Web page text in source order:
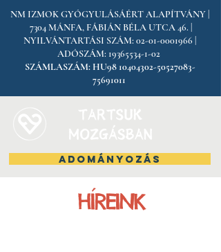
ADOMÁNYOZÁS
NM IZMOK GYÓGYULÁSÁÉRT ALAPÍTVÁNY |
7304 MÁNFA, FÁBIÁN BÉLA UTCA 46. |
NYILVÁNTARTÁSI SZÁM: 02-01-0001966
ADÓSZÁM: 19365534-1-02
SZÁMLASZÁM:HU98 10404302-50527083-
75691011
HÍREINK